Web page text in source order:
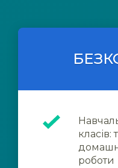
класів:
роботи